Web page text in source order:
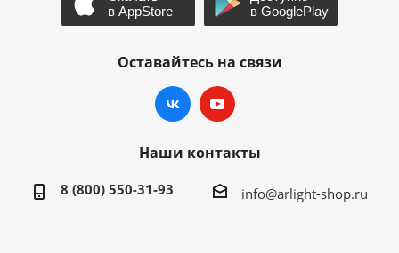
Оставайтесь на связи
Наши контакты
8 (800) 550-31-93 info@arlight-shop.ru